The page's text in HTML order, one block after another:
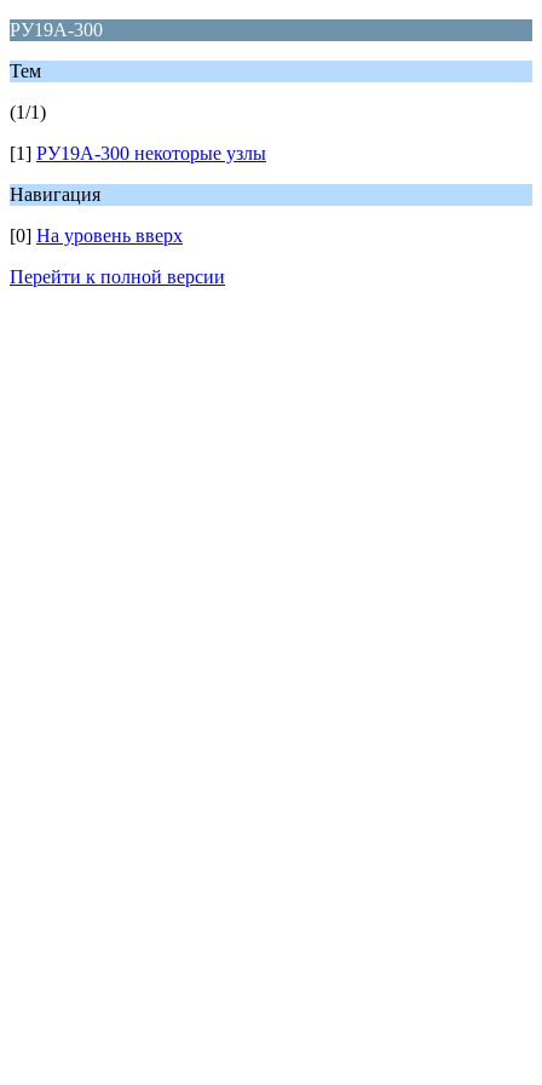
РУ19А-300
Тем
(1/1)
[1] РУ19А-300 некоторые узлы
Навигация
[0] На уровень вверх
Перейти к полной версии